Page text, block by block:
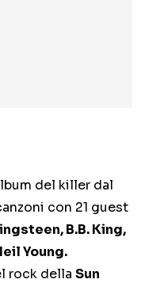
del killer dal
con 21 guest
B.B. King,
Young.
rock della Sun